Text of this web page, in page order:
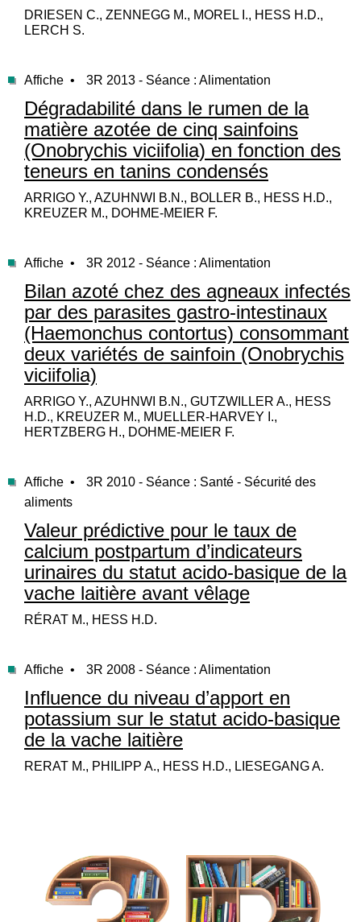
DRIESEN C., ZENNEGG M., MOREL I., HESS H.D.,
LERCH S.
Affiche • 3R 2013 - Séance : Alimentation
Dégradabilité dans le rumen de la
matière azotée de cinq sainfoins
(Onobrychis viciifolia) en fonction des
teneurs en tanins condensés
ARRIGO Y., AZUHNWI B.N., BOLLER B., HESS H.D.,
KREUZER M., DOHME-MEIER F.
Affiche • 3R 2012 - Séance : Alimentation
Bilan azoté chez des agneaux infectés
par des parasites gastro-intestinaux
(Haemonchus contortus) consommant
deux variétés de sainfoin (Onobrychis
viciifolia)
ARRIGO Y., AZUHNWI B.N., GUTZWILLER A., HESS
H.D., KREUZER M., MUELLER-HARVEY I.,
HERTZBERG H., DOHME-MEIER F.
Affiche •
3R 2010 - Séance : Santé - Sécurité des
aliments
Valeur prédictive pour le taux de
calcium postpartum d’indicateurs
urinaires du statut acido-basique de la
vache laitière avant vêlage
RÉRAT M., HESS H.D.
Affiche • 3R 2008 - Séance : Alimentation
Influence du niveau d’apport en
potassium sur le statut acido-basique
de la vache laitière
RERAT M., PHILIPP A., HESS H.D., LIESEGANG A.